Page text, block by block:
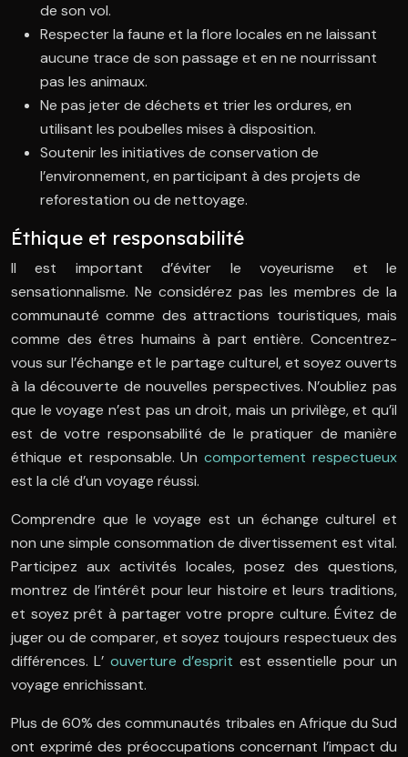
de son vol.
Respecter la faune et la flore locales en ne laissant
aucune trace de son passage et en ne nourrissant
pas les animaux.
Ne pas jeter de déchets et trier les ordures, en
utilisant les poubelles mises à disposition.
Soutenir les initiatives de conservation de
l’environnement, en participant à des projets de
reforestation ou de nettoyage.
Éthique et responsabilité
Il est important d’éviter le voyeurisme et le
sensationnalisme. Ne considérez pas les membres de la
communauté comme des attractions touristiques, mais
comme des êtres humains à part entière. Concentrez-
vous sur l’échange et le partage culturel, et soyez ouverts
à la découverte de nouvelles perspectives. N’oubliez pas
que le voyage n’est pas un droit, mais un privilège, et qu’il
est de votre responsabilité de le pratiquer de manière
éthique et responsable. Uncomportement respectueux
est la clé d’un voyage réussi.
Comprendre que le voyage est un échange culturel et
non une simple consommation de divertissement est vital.
Participez aux activités locales, posez des questions,
montrez de l’intérêt pour leur histoire et leurs traditions,
et soyez prêt à partager votre propre culture. Évitez de
juger ou de comparer, et soyez toujours respectueux des
différences. L’ ouverture d’esprit est essentielle pour un
voyage enrichissant.
Plus de 60% des communautés tribales en Afrique du Sud
ont exprimé des préoccupations concernant l’impact du